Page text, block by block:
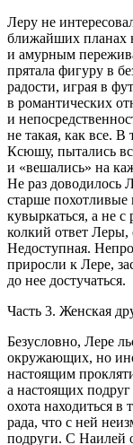
Леру не
ближайших планах
и амурным
прятала фигуру в
радости, играя в
в романтических
и
не такая, как все. В
Ксюшу, пытались
и «вешались» на
Не раз доводилось
старше
кувыркаться, а не с
колкий ответ
Недоступная.
приросли к Лере,
до нее достучаться.
Часть 3. Женская
Безусловно, Лере
окружающих, но
настоящим
а настоящих
охота находиться
рада, что с ней
подруги. С Наилей